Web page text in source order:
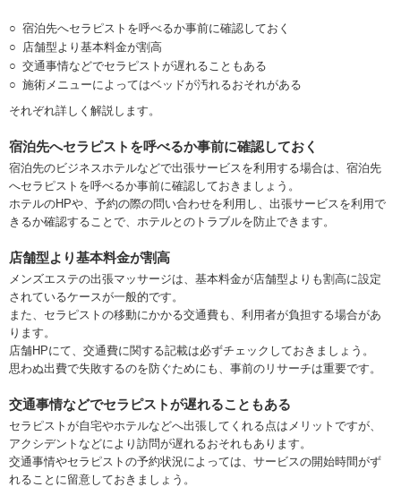
宿泊先へセラピストを呼べるか事前に確認しておく
店舗型より基本料金が割高
交通事情などでセラピストが遅れることもある
施術メニューによってはベッドが汚れるおそれがある
それぞれ詳しく解説します。
宿泊先へセラピストを呼べるか事前に確認しておく
宿泊先のビジネスホテルなどで出張サービスを利用する場合は、宿泊先
へセラピストを呼べるか事前に確認しておきましょう。
ホテルのHPや、予約の際の問い合わせを利用し、出張サービスを利用で
きるか確認することで、ホテルとのトラブルを防止できます。
店舗型より基本料金が割高
メンズエステの出張マッサージは、基本料金が店舗型よりも割高に設定
されているケースが一般的です。
また、セラピストの移動にかかる交通費も、利用者が負担する場合があ
ります。
店舗HPにて、交通費に関する記載は必ずチェックしておきましょう。
思わぬ出費で失敗するのを防ぐためにも、事前のリサーチは重要です。
交通事情などでセラピストが遅れることもある
セラピストが自宅やホテルなどへ出張してくれる点はメリットですが、
アクシデントなどにより訪問が遅れるおそれもあります。
交通事情やセラピストの予約状況によっては、サービスの開始時間がず
れることに留意しておきましょう。